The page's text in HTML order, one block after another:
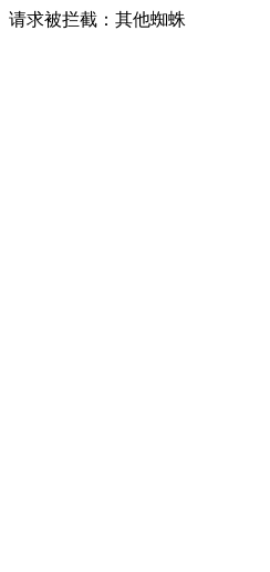
请求被拦截：其他蜘蛛